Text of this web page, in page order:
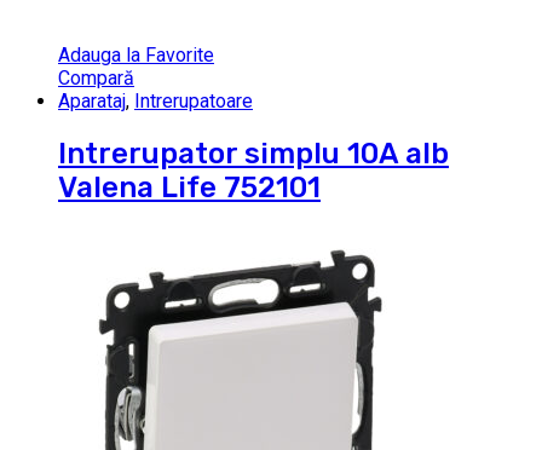
Adauga la Favorite
Compară
Aparataj, Intrerupatoare
Intrerupator simplu 10A alb
Valena Life 752101